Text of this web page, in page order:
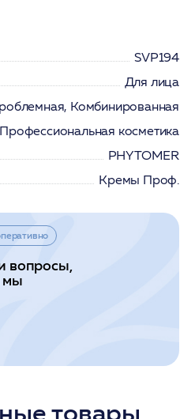
SVP194
Для лица
Комбинированная
Профессиональная косметика
PHYTOMER
Кремы Проф.
вопросы,
мы
товары